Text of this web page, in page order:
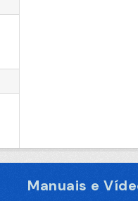
Manuais e